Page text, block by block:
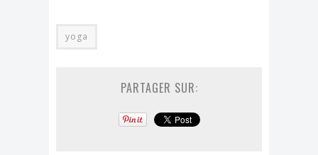
yoga
PARTAGER SUR: